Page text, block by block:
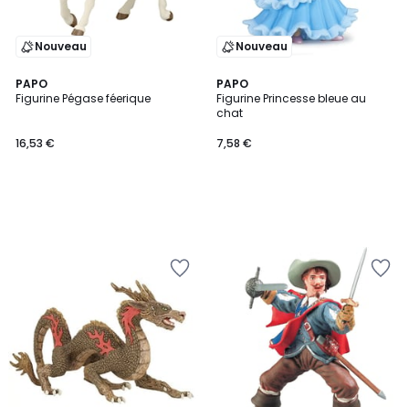
Nouveau
PAPO
Figurine Pégase féerique
16,53 €
Nouveau
PAPO
Figurine Princesse bleue au
chat
7,58 €